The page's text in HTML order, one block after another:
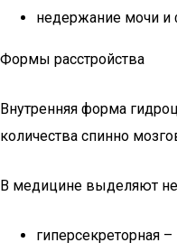
недержание мочи и
Формы расстройства
Внутренняя форма
количества спинно
В медицине выделяют
гиперсекреторная